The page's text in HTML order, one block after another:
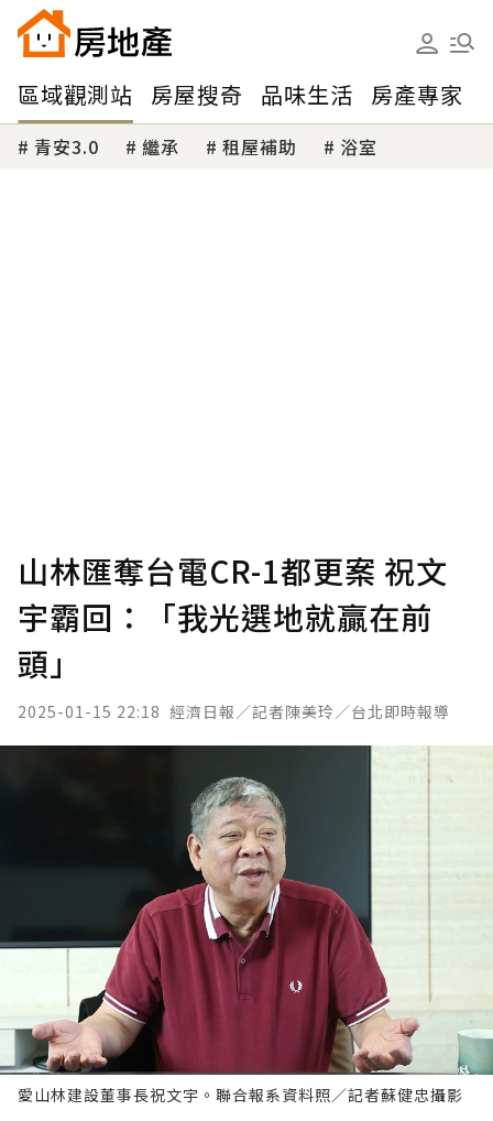
區域觀測站 房屋搜奇 品味生活 房產專家
青安3.0 繼承 租屋補助 浴室
山林匯奪台電CR-1都更案 祝文
宇霸回：「我光選地就贏在前
頭」
2025-01-15 22:18 經濟日報／記者陳美玲／台北即時報導
愛山林建設董事長祝文宇。聯合報系資料照／記者蘇健忠攝影